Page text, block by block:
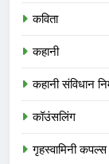
कविता
कहानी
कहानी संविधान
कॉउंसलिंग
गृहस्वामिनी कपल्स